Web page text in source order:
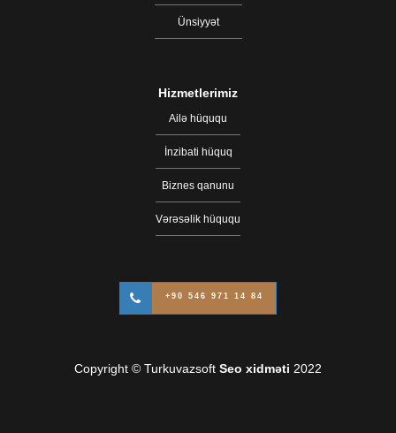
Ünsiyyət
Hizmetlerimiz
Ailə hüququ
İnzibati hüquq
Biznes qanunu
Vərəsəlik hüququ
+90 546 971 14 84
Copyright © Turkuvazsoft Seo xidməti 2022